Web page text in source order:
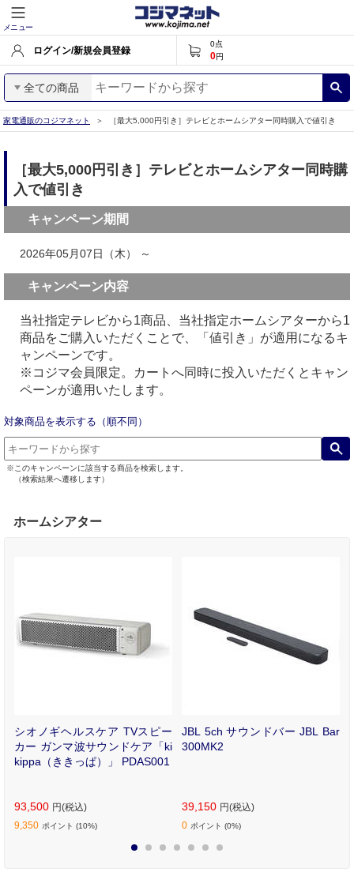
メニュー
ログイン/新規会員登録
0点
0円
全ての商品
家電通販のコジマネット ［最大5,000円引き］テレビとホームシアター同時購入で値引き
［最大5,000円引き］テレビとホームシアター同時購
入で値引き
キャンペーン期間
2026年05月07日（木） ～
キャンペーン内容
当社指定テレビから1商品、当社指定ホームシアターから1
商品をご購入いただくことで、「値引き」が適用になるキ
ャンペーンです。
※コジマ会員限定。カートへ同時に投入いただくとキャン
ペーンが適用いたします。
対象商品を表示する（順不同）
※このキャンペーンに該当する商品を検索します。
（検索結果へ遷移します）
ホームシアター
シオノギヘルスケア TVスピー
カー ガンマ波サウンドケア「ki
kippa（ききっぱ）」 PDAS001
93,500 円(税込)
9,350 ポイント (10%)
JBL 5ch サウンドバー JBL Bar
300MK2
39,150 円(税込)
0 ポイント (0%)